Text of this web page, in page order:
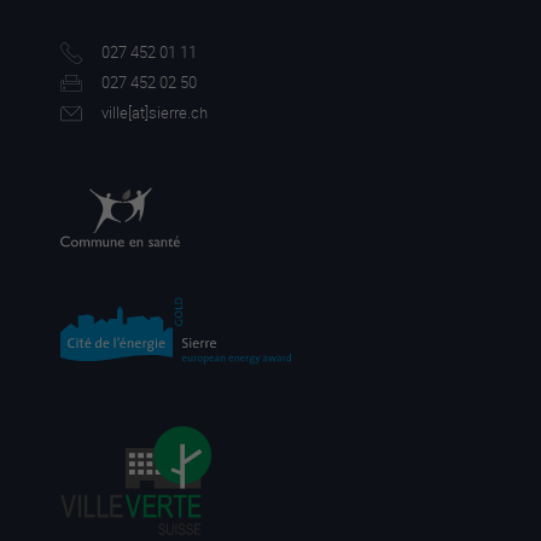
027 452 01 11
027 452 02 50
ville[at]sierre.ch